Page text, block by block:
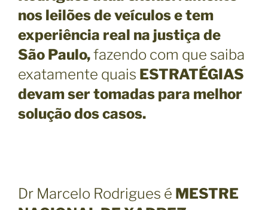
nos leilões de veículos e tem
experiência real na justiça de
São Paulo,fazendo com que saiba
exatamente quais ESTRATÉGIAS
devam ser tomadas para melhor
solução dos casos.
Dr Marcelo Rodrigues é MESTRE